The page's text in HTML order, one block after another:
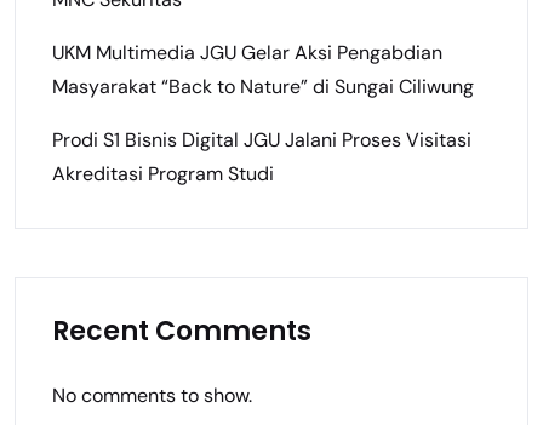
UKM Multimedia JGU Gelar Aksi Pengabdian
Masyarakat “Back to Nature” di Sungai Ciliwung
Prodi S1 Bisnis Digital JGU Jalani Proses Visitasi
Akreditasi Program Studi
Recent Comments
No comments to show.